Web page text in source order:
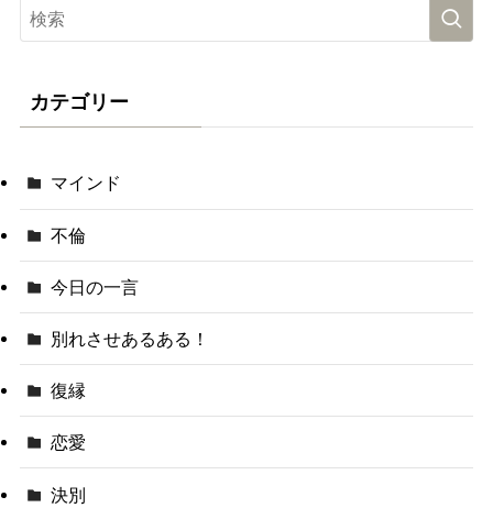
カテゴリー
マインド
不倫
今日の一言
別れさせあるある！
復縁
恋愛
決別